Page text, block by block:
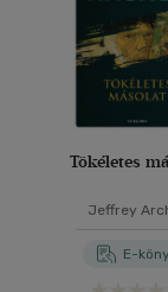
Tökéletes
Jeffrey
E-